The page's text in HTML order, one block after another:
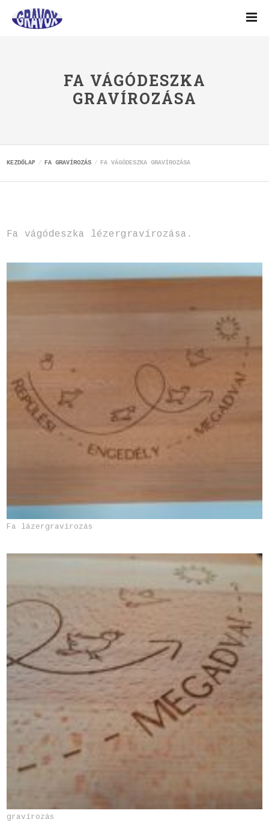
FA VÁGÓDESZKA
GRAVÍROZÁSA
KEZDŐLAP FA GRAVÍROZÁS FA VÁGÓDESZKA GRAVÍROZÁSA
Fa vágódeszka lézergravírozása.
Fa lázergravírozás
gravírozás